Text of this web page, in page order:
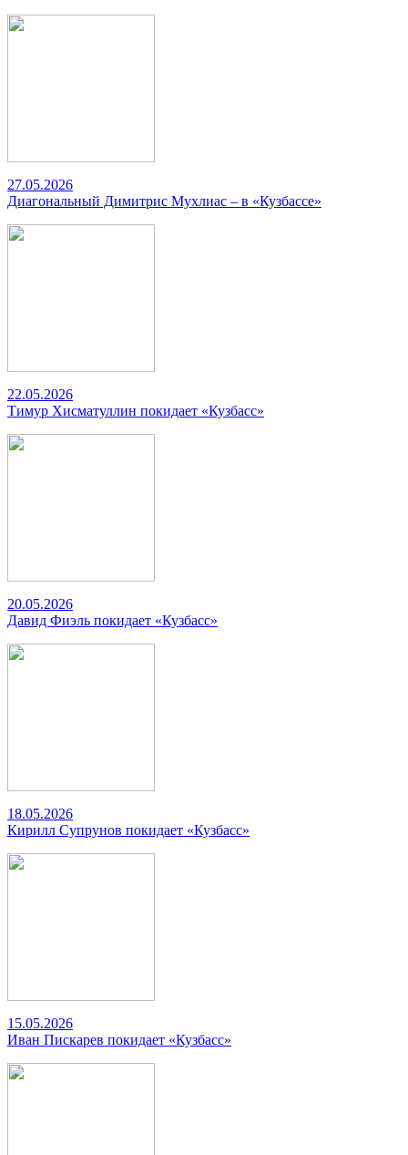
27.05.2026
Диагональный Димитрис Мухлиас – в «Кузбассе»
22.05.2026
Тимур Хисматуллин покидает «Кузбасс»
20.05.2026
Давид Фиэль покидает «Кузбасс»
18.05.2026
Кирилл Супрунов покидает «Кузбасс»
15.05.2026
Иван Пискарев покидает «Кузбасс»